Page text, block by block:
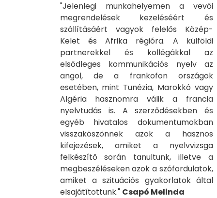
"Jelenlegi munkahelyemen a vevői
megrendelések kezeléséért és
szállításáért vagyok felelős Közép-
Kelet és Afrika régióra. A külföldi
partnerekkel és kollégákkal az
elsődleges kommunikációs nyelv az
angol, de a frankofon országok
esetében, mint Tunézia, Marokkó vagy
Algéria hasznomra válik a francia
nyelvtudás is. A szerződésekben és
egyéb hivatalos dokumentumokban
visszaköszönnek azok a hasznos
kifejezések, amiket a nyelvvizsga
felkészítő során tanultunk, illetve a
megbeszéléseken azok a szófordulatok,
amiket a szituációs gyakorlatok által
elsajátítottunk." Csapó Melinda